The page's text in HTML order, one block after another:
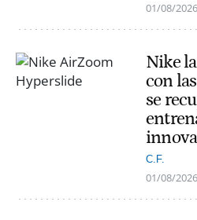
01/08/2026
Nike
con
se
C.F.
01/08/2026